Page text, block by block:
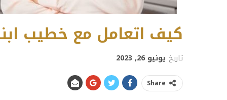
كيف اتعامل مع خطيب
تاريخ يونيو 26, 2023
Share